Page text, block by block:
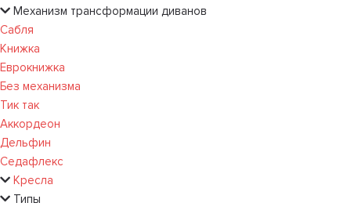
Механизм трансформации диванов
Сабля
Книжка
Еврокнижка
Без механизма
Тик так
Аккордеон
Дельфин
Седафлекс
Кресла
Типы